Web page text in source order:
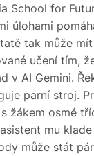
School for
úlohami
tak může
učení tím,
v AI Gemini.
parní stroj.
žákem osmé
mu
může stát